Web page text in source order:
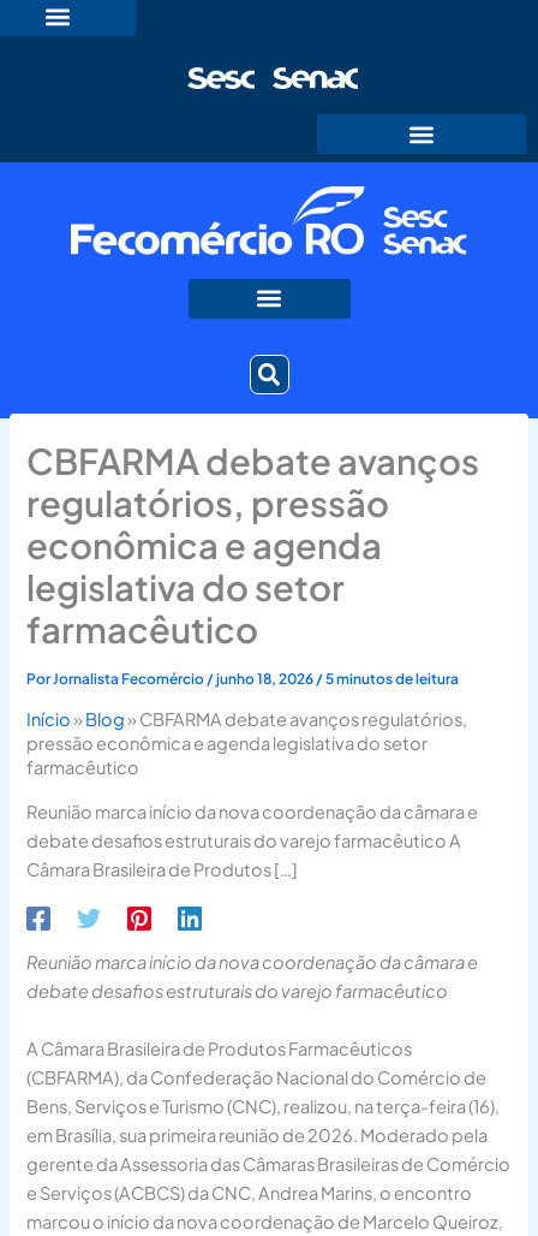
para
CBFARMA debate avanços
regulatórios, pressão
econômica e agenda
legislativa do setor
farmacêutico
PorJornalista Fecomércio /junho 18, 2026 /5 minutos de leitura
Início» Blog» CBFARMA debate avanços regulatórios,
pressão econômica e agenda legislativa do setor
farmacêutico
Reunião marca início da nova coordenação da câmara e
debate desafios estruturais do varejo farmacêutico A
Câmara Brasileira de Produtos […]
Reunião marca início da nova coordenação da câmara e
debate desafios estruturais do varejo farmacêutico
A Câmara Brasileira de Produtos Farmacêuticos
(CBFARMA), da Confederação Nacional do Comércio de
Bens, Serviços e Turismo (CNC), realizou, na terça-feira (16),
em Brasília, sua primeira reunião de 2026. Moderado pela
gerente da Assessoria das Câmaras Brasileiras de Comércio
e Serviços (ACBCS) da CNC, Andrea Marins, o encontro
marcou o início da nova coordenação de Marcelo Queiroz,